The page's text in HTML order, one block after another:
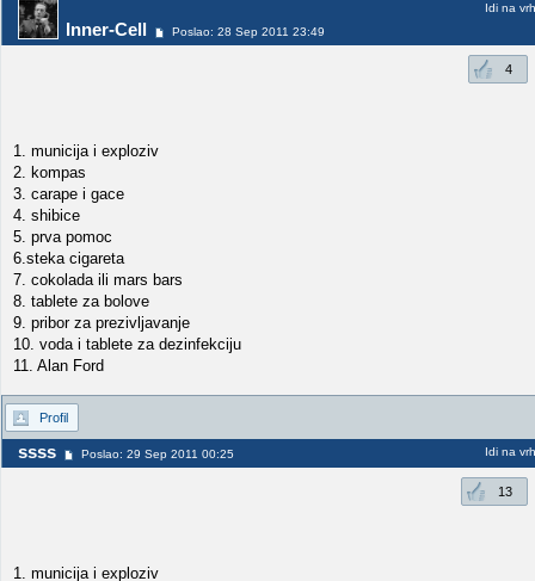
Inner-Cell Poslao: 28 Sep 2011 23:49
Idi na vrh
4
1. municija i exploziv
2. kompas
3. carape i gace
4. shibice
5. prva pomoc
6.steka cigareta
7. cokolada ili mars bars
8. tablete za bolove
9. pribor za prezivljavanje
10. voda i tablete za dezinfekciju
11. Alan Ford
Profil
ssss Poslao: 29 Sep 2011 00:25 Idi na vrh
13
1. municija i exploziv